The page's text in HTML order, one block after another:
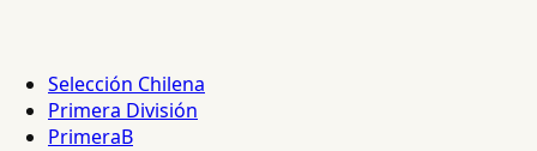
Selección Chilena
Primera División
PrimeraB